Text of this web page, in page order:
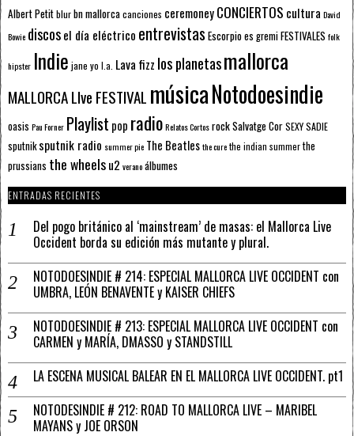
Albert Petitblurbn mallorcacanciones ceremoneyCONCIERTOS cultura David
Bowie discosel día eléctrico entrevistas Escorpioes gremiFESTIVALES folk
hipster Indie jane yo l.a. Lava fizz los planetasmallorca
MALLORCA LIve FESTIVAL músicaNotodoesindie
oasis Pau Forner Playlist pop radioRelatos CortosrockSalvatge CorSEXY SADIE
sputnik sputnik radio summer pie The Beatlesthe curethe indian summerthe
prussians the wheelsu2 veranoálbumes
ENTRADAS RECIENTES
Del pogo británico al ‘mainstream’ de masas: el Mallorca Live
Occident borda su edición más mutante y plural.
NOTODOESINDIE # 214: ESPECIAL MALLORCA LIVE OCCIDENT con
UMBRA, LEÓN BENAVENTE y KAISER CHIEFS
NOTODOESINDIE # 213: ESPECIAL MALLORCA LIVE OCCIDENT con
CARMEN y MARÍA, DMASSO y STANDSTILL
LA ESCENA MUSICAL BALEAR EN EL MALLORCA LIVE OCCIDENT. pt1
NOTODESINDIE # 212: ROAD TO MALLORCA LIVE – MARIBEL
MAYANS y JOE ORSON